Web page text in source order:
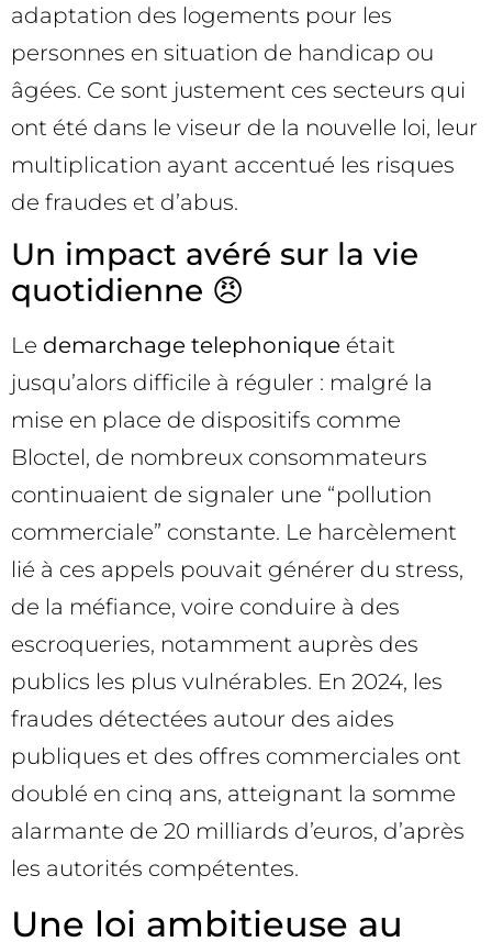
adaptation des logements pour les
personnes en situation de handicap ou
âgées. Ce sont justement ces secteurs qui
ont été dans le viseur de la nouvelle loi, leur
multiplication ayant accentué les risques
de fraudes et d’abus.
Un impact avéré sur la vie
quotidienne 😠
Le demarchage telephonique était
jusqu’alors difficile à réguler : malgré la
mise en place de dispositifs comme
Bloctel, de nombreux consommateurs
continuaient de signaler une “pollution
commerciale” constante. Le harcèlement
lié à ces appels pouvait générer du stress,
de la méfiance, voire conduire à des
escroqueries, notamment auprès des
publics les plus vulnérables. En 2024, les
fraudes détectées autour des aides
publiques et des offres commerciales ont
doublé en cinq ans, atteignant la somme
alarmante de 20 milliards d’euros, d’après
les autorités compétentes.
Une loi ambitieuse au